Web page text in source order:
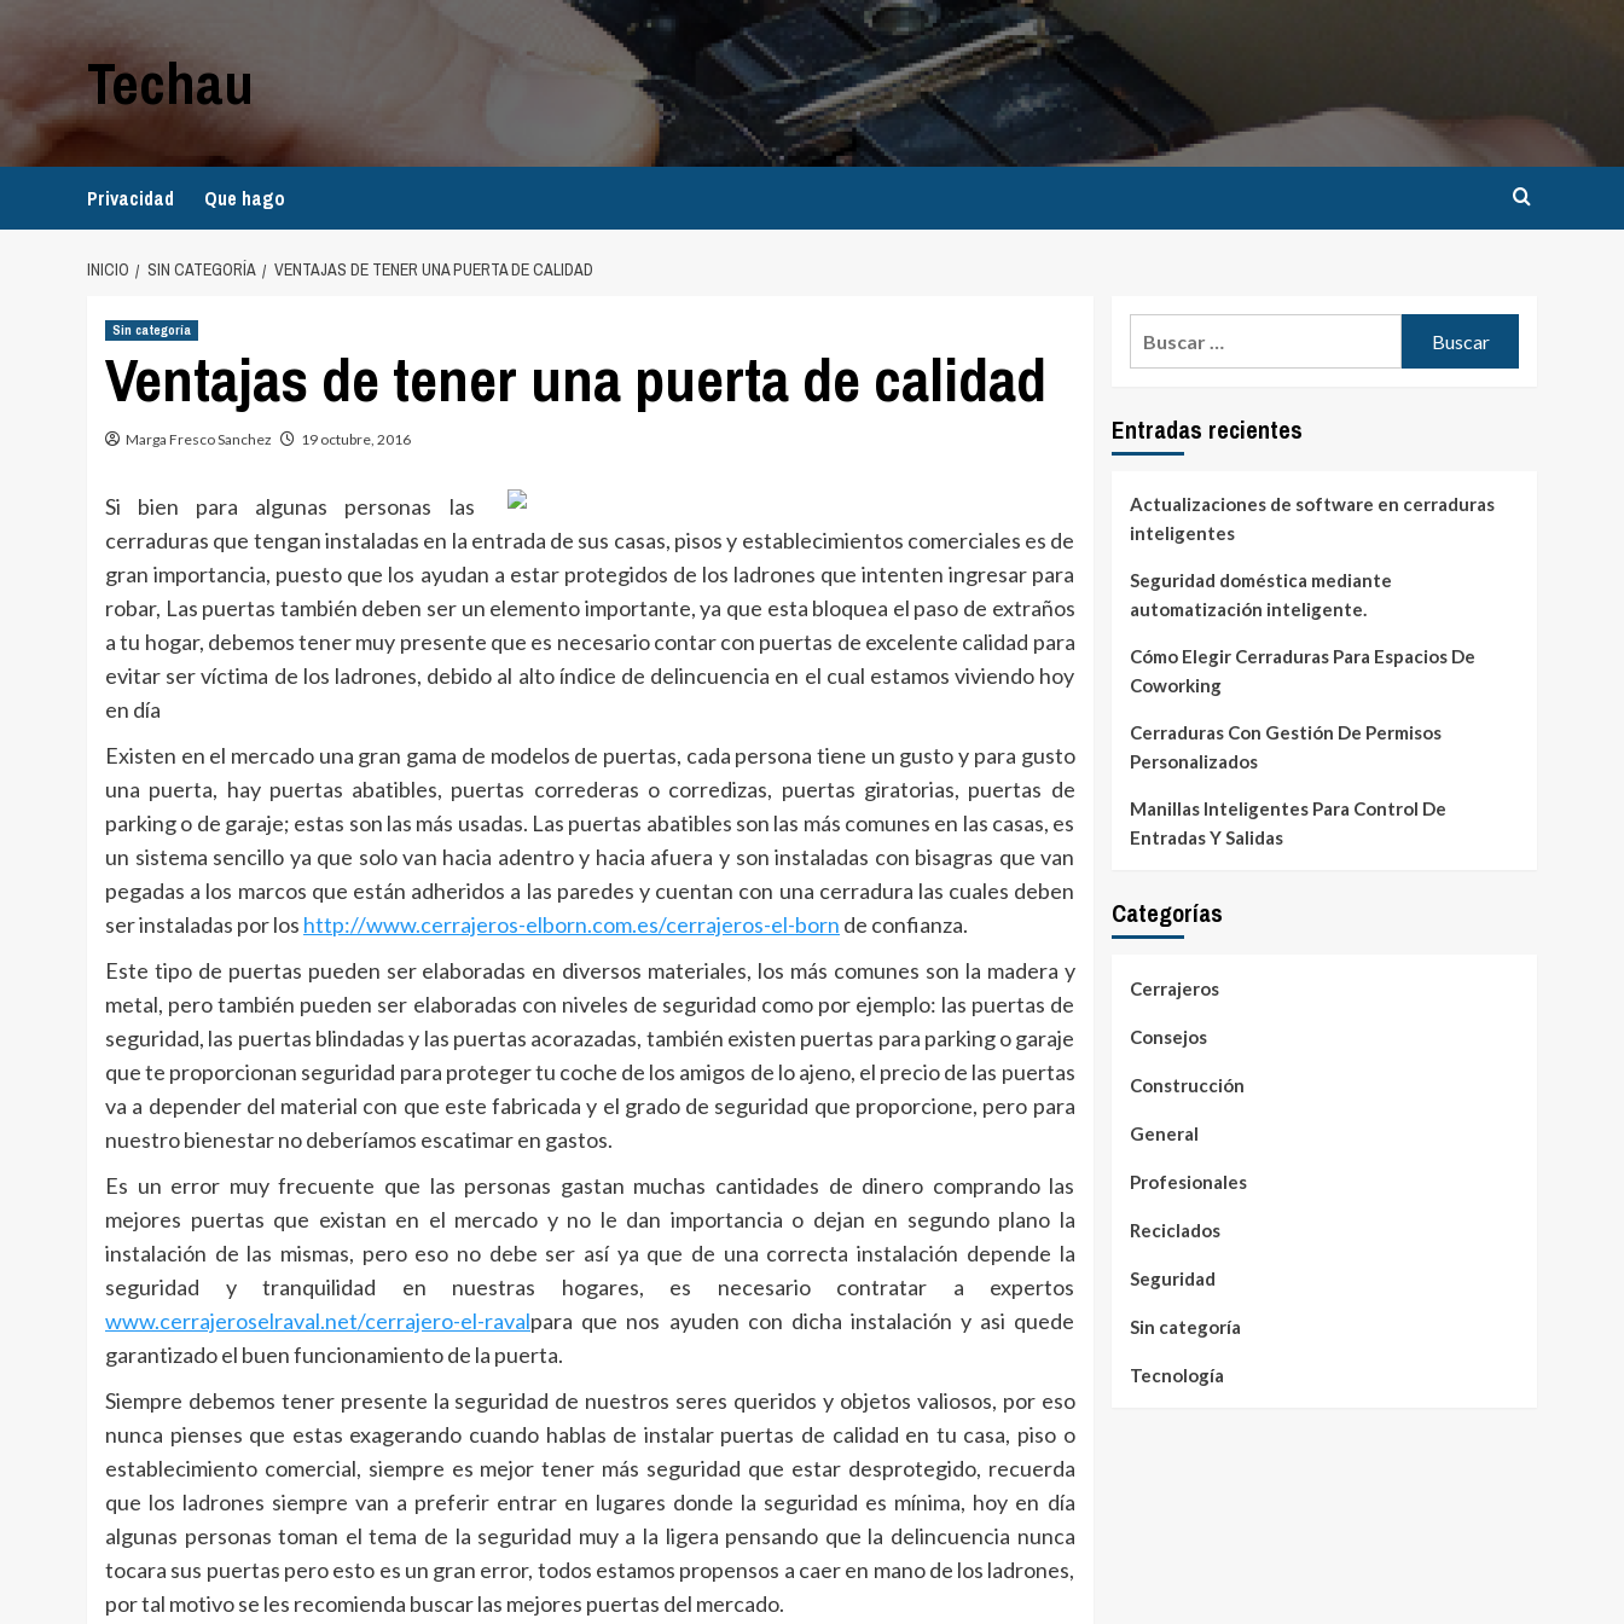
Techau
Privacidad Que hago
INICIO SIN CATEGORÍA VENTAJAS DE TENER UNA PUERTA DE CALIDAD
Sin categoría
Ventajas de tener una puerta de calidad
Marga Fresco Sanchez 19 octubre, 2016
Si bien para algunas personas las
cerraduras que tengan instaladas en la entrada de sus casas, pisos y establecimientos comerciales es de
gran importancia, puesto que los ayudan a estar protegidos de los ladrones que intenten ingresar para
robar, Las puertas también deben ser un elemento importante, ya que esta bloquea el paso de extraños
a tu hogar, debemos tener muy presente que es necesario contar con puertas de excelente calidad para
evitar ser víctima de los ladrones, debido al alto índice de delincuencia en el cual estamos viviendo hoy
en día
Existen en el mercado una gran gama de modelos de puertas, cada persona tiene un gusto y para gusto
una puerta, hay puertas abatibles, puertas correderas o corredizas, puertas giratorias, puertas de
parking o de garaje; estas son las más usadas. Las puertas abatibles son las más comunes en las casas, es
un sistema sencillo ya que solo van hacia adentro y hacia afuera y son instaladas con bisagras que van
pegadas a los marcos que están adheridos a las paredes y cuentan con una cerradura las cuales deben
ser instaladas por los http://www.cerrajeros-elborn.com.es/cerrajeros-el-born de confianza.
Este tipo de puertas pueden ser elaboradas en diversos materiales, los más comunes son la madera y
metal, pero también pueden ser elaboradas con niveles de seguridad como por ejemplo: las puertas de
seguridad, las puertas blindadas y las puertas acorazadas, también existen puertas para parking o garaje
que te proporcionan seguridad para proteger tu coche de los amigos de lo ajeno, el precio de las puertas
va a depender del material con que este fabricada y el grado de seguridad que proporcione, pero para
nuestro bienestar no deberíamos escatimar en gastos.
Es un error muy frecuente que las personas gastan muchas cantidades de dinero comprando las
mejores puertas que existan en el mercado y no le dan importancia o dejan en segundo plano la
instalación de las mismas, pero eso no debe ser así ya que de una correcta instalación depende la
seguridad y tranquilidad en nuestras hogares, es necesario contratar a expertos
www.cerrajeroselraval.net/cerrajero-el-ravalpara que nos ayuden con dicha instalación y asi quede
garantizado el buen funcionamiento de la puerta.
Siempre debemos tener presente la seguridad de nuestros seres queridos y objetos valiosos, por eso
nunca pienses que estas exagerando cuando hablas de instalar puertas de calidad en tu casa, piso o
establecimiento comercial, siempre es mejor tener más seguridad que estar desprotegido, recuerda
que los ladrones siempre van a preferir entrar en lugares donde la seguridad es mínima, hoy en día
algunas personas toman el tema de la seguridad muy a la ligera pensando que la delincuencia nunca
tocara sus puertas pero esto es un gran error, todos estamos propensos a caer en mano de los ladrones,
por tal motivo se les recomienda buscar las mejores puertas del mercado.
Entradas recientes
Actualizaciones de software en cerraduras
inteligentes
Seguridad doméstica mediante
automatización inteligente.
Cómo Elegir Cerraduras Para Espacios De
Coworking
Cerraduras Con Gestión De Permisos
Personalizados
Manillas Inteligentes Para Control De
Entradas Y Salidas
Categorías
Cerrajeros
Consejos
Construcción
General
Profesionales
Reciclados
Seguridad
Sin categoría
Tecnología